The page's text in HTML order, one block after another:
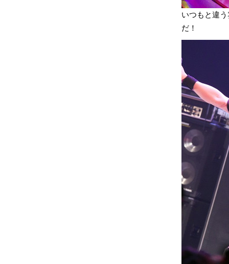
いつもと違
だ！